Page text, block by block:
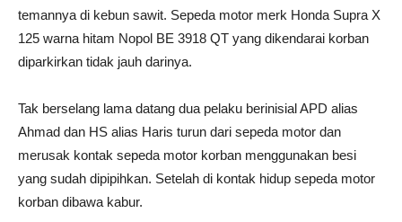
temannya di kebun sawit. Sepeda motor merk Honda Supra X
125 warna hitam Nopol BE 3918 QT yang dikendarai korban
diparkirkan tidak jauh darinya.
Tak berselang lama datang dua pelaku berinisial APD alias
Ahmad dan HS alias Haris turun dari sepeda motor dan
merusak kontak sepeda motor korban menggunakan besi
yang sudah dipipihkan. Setelah di kontak hidup sepeda motor
korban dibawa kabur.